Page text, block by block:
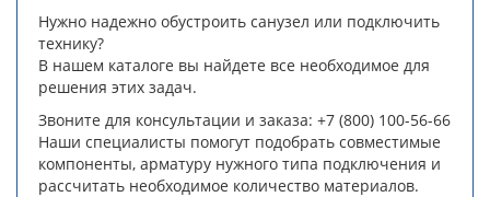
Нужно надежно обустроить санузел или подключить
технику?
В нашем каталоге вы найдете все необходимое для
решения этих задач.
Звоните для консультации и заказа: +7 (800) 100-56-66
Наши специалисты помогут подобрать совместимые
компоненты, арматуру нужного типа подключения и
рассчитать необходимое количество материалов.